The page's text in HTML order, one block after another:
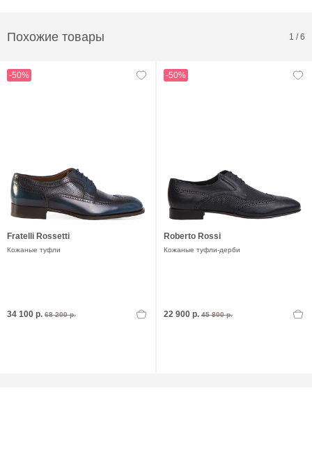
Похожие товары 1 /6
-50%
Fratelli Rossetti
Кожаные туфли
34 100 р. 68 200 р.
-50%
Roberto Rossi
Кожаные туфли-дерби
22 900 р. 45 800 р.